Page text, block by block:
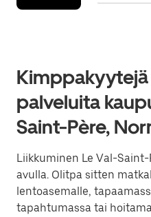
palveluita
Saint-Père,
Liikkuminen Le Val-
avulla. Olitpa sitten
lentoasemalle,
tapahtumassa tai